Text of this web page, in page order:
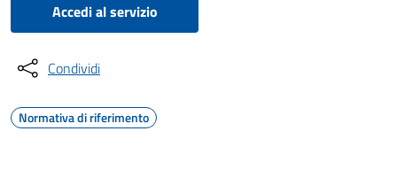
Accedi al servizio
Condividi
Normativa di riferimento